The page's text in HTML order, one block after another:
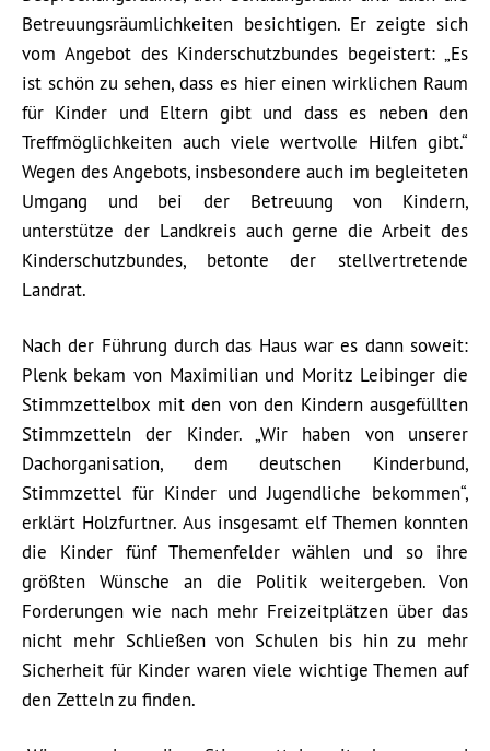
Betreuungsräumlichkeiten besichtigen. Er zeigte sich
vom Angebot des Kinderschutzbundes begeistert: „Es
ist schön zu sehen, dass es hier einen wirklichen Raum
für Kinder und Eltern gibt und dass es neben den
Treffmöglichkeiten auch viele wertvolle Hilfen gibt.“
Wegen des Angebots, insbesondere auch im begleiteten
Umgang und bei der Betreuung von Kindern,
unterstütze der Landkreis auch gerne die Arbeit des
Kinderschutzbundes, betonte der stellvertretende
Landrat.
Nach der Führung durch das Haus war es dann soweit:
Plenk bekam von Maximilian und Moritz Leibinger die
Stimmzettelbox mit den von den Kindern ausgefüllten
Stimmzetteln der Kinder. „Wir haben von unserer
Dachorganisation, dem deutschen Kinderbund,
Stimmzettel für Kinder und Jugendliche bekommen“,
erklärt Holzfurtner. Aus insgesamt elf Themen konnten
die Kinder fünf Themenfelder wählen und so ihre
größten Wünsche an die Politik weitergeben. Von
Forderungen wie nach mehr Freizeitplätzen über das
nicht mehr Schließen von Schulen bis hin zu mehr
Sicherheit für Kinder waren viele wichtige Themen auf
den Zetteln zu finden.